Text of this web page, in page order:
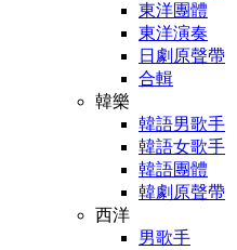
東洋團體
東洋演奏
日劇原聲帶
合輯
韓樂
韓語男歌手
韓語女歌手
韓語團體
韓劇原聲帶
西洋
男歌手